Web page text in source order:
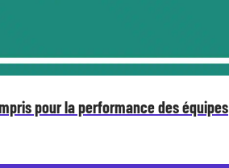
pour la performance des équipes